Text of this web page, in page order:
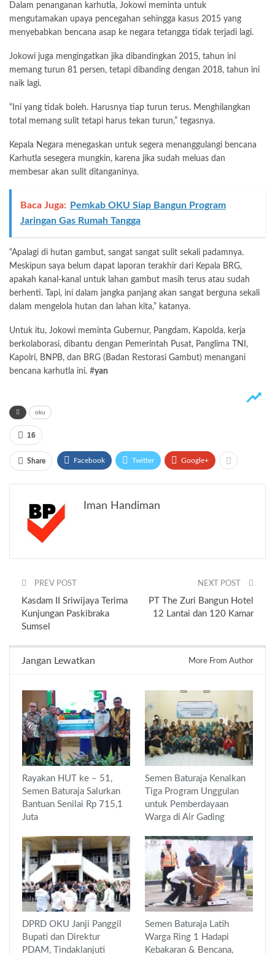
Dalam penanganan karhutla, Jokowi meminta untuk
mengutamakan upaya pencegahan sehingga kasus 2015 yang
menyebabkan bencana asap ke negara tetangga tidak terjadi lagi.
Jokowi juga mengingatkan jika dibandingkan 2015, tahun ini
memang turun 81 persen, tetapi dibanding dengan 2018, tahun ini
naik lagi.
“Ini yang tidak boleh. Harusnya tiap turun terus. Menghilangkan
total memang sulit tetapi harus tekan turun,” tegasnya.
Kepala Negara menegaskan untuk segera menanggulangi bencana
Karhutla sesegera mungkin, karena jika sudah meluas dan
membesar akan sulit ditanganinya.
Baca Juga: Pemkab OKU Siap Bangun Program
Jaringan Gas Rumah Tangga
“Apalagi di hutan gambut, sangat sangat sulit sekali padamnya.
Meskipun saya belum dapat laporan terakhir dari Kepala BRG,
apakah kanal-kanal untuk lahan gambut masih terus atau sudah
berhenti. Tapi, ini dalam jangka panjang akan sangat berguna sekali
dalam mengelola hutan dan lahan kita,” katanya.
Untuk itu, Jokowi meminta Gubernur, Pangdam, Kapolda, kerja
berkolaborasi, dibantu dengan Pemerintah Pusat, Panglima TNI,
Kapolri, BNPB, dan BRG (Badan Restorasi Gambut) menangani
bencana karhutla ini. #yan
oku
16
Share Facebook Twitter Google+
Iman Handiman
PREV POST
Kasdam II Sriwijaya Terima
Kunjungan Paskibraka
Sumsel
NEXT POST
PT The Zuri Bangun Hotel
12 Lantai dan 120 Kamar
Jangan Lewatkan More From Author
Rayakan HUT ke – 51,
Semen Baturaja Salurkan
Bantuan Senilai Rp 715,1
Juta
Semen Baturaja Kenalkan
Tiga Program Unggulan
untuk Pemberdayaan
Warga di Air Gading
DPRD OKU Janji Panggil
Bupati dan Direktur
PDAM, Tindaklanjuti
Semen Baturaja Latih
Warga Ring 1 Hadapi
Kebakaran & Bencana,